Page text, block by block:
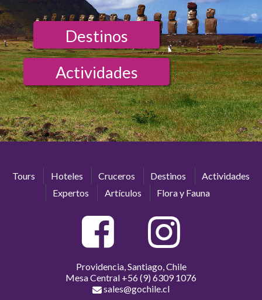
Destinos
Actividades
Tours Hoteles Cruceros Destinos
Actividades
Expertos
Artículos Flora y Fauna
Providencia, Santiago, Chile
Mesa Central +56 (9) 6309 1076
sales@gochile.cl